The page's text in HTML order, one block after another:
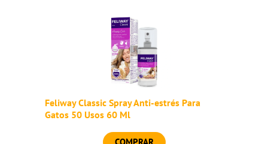
Feliway Classic Spray Anti-estrés Para
Gatos 50 Usos 60 Ml